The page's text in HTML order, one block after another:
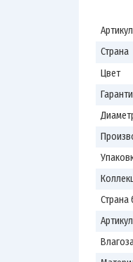
Артикул
Страна
Цвет
Страна